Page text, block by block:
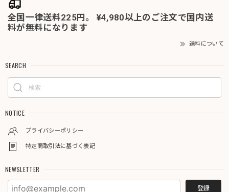
全国一律送料225円。 ¥4,980以上のご注文で国内送
料が無料になります
送料について
SEARCH
NOTICE
プライバシーポリシー
特定商取引法に基づく表記
NEWSLETTER
登録